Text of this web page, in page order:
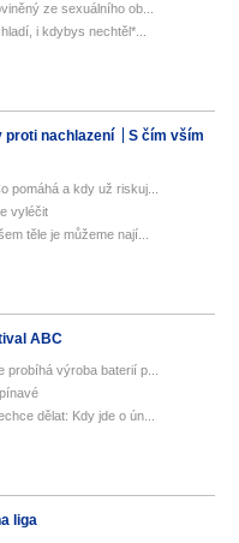
ze sexuálního ob...
i kdybys nechtěl*...
proti nachlazení
S čím vším
pomáhá a kdy už riskuj...
vyléčit
těle je můžeme nají...
ABC
probíhá výroba baterií p...
dělat: Kdy jde o ún...
liga